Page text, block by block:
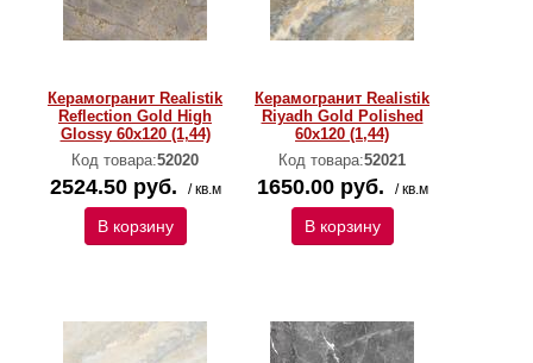
Керамогранит Realistik
Reflection Gold High
Glossy 60x120 (1,44)
Код товара:52020
2524.50 руб. / кв.м
В корзину
Керамогранит Realistik
Riyadh Gold Polished
60x120 (1,44)
Код товара:52021
1650.00 руб. / кв.м
В корзину